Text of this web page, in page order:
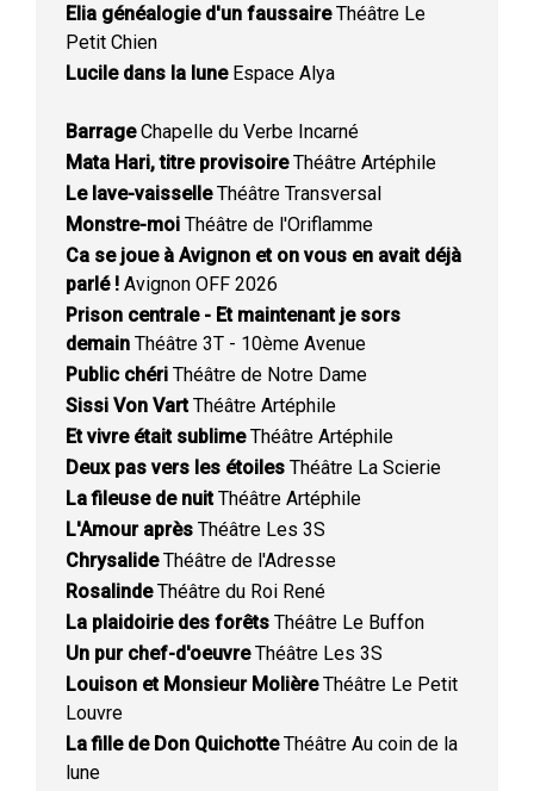
Elia généalogie d'un faussaireThéâtre Le
Petit Chien
Lucile dans la luneEspace Alya
BarrageChapelle du Verbe Incarné
Mata Hari, titre provisoireThéâtre Artéphile
Le lave-vaisselleThéâtre Transversal
Monstre-moi Théâtre de l'Oriflamme
Ca se joue à Avignon et on vous en avait déjà
parlé ! Avignon OFF 2026
Prison centrale - Et maintenant je sors
demain Théâtre 3T - 10ème Avenue
Public chéri Théâtre de Notre Dame
Sissi Von VartThéâtre Artéphile
Et vivre était sublimeThéâtre Artéphile
Deux pas vers les étoiles Théâtre La Scierie
La fileuse de nuitThéâtre Artéphile
L'Amour après Théâtre Les 3S
ChrysalideThéâtre de l'Adresse
RosalindeThéâtre du Roi René
La plaidoirie des forêts Théâtre Le Buffon
Un pur chef-d'oeuvreThéâtre Les 3S
Louison et Monsieur MolièreThéâtre Le Petit
Louvre
La fille de Don QuichotteThéâtre Au coin de la
lune